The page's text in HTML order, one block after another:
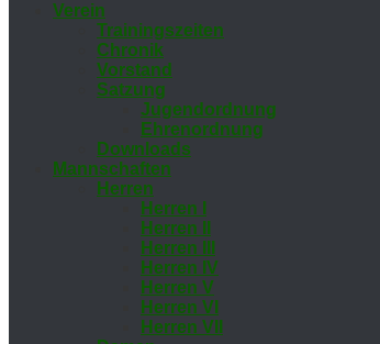
Ver­ein
Trai­nings­zei­ten
Chro­nik
Vor­stand
Sat­zung
Ju­gend­ord­nung
Eh­ren­ord­nung
Down­loads
Mann­schaf­ten
Her­ren
Her­ren I
Her­ren II
Her­ren III
Her­ren IV
Her­ren V
Her­ren VI
Her­ren VII